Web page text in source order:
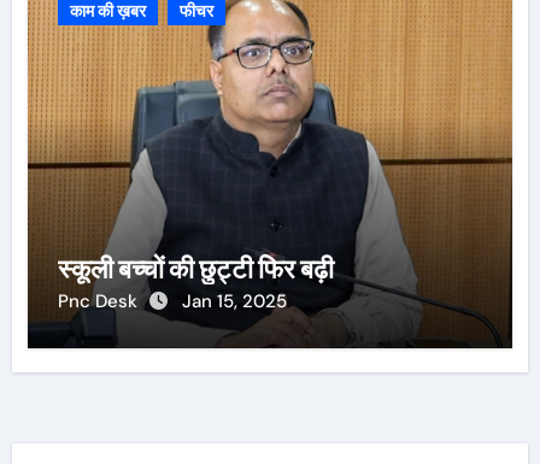
काम की ख़बर
फीचर
स्कूली बच्चों की छुट्टी फिर बढ़ी
Pnc Desk Jan 15, 2025